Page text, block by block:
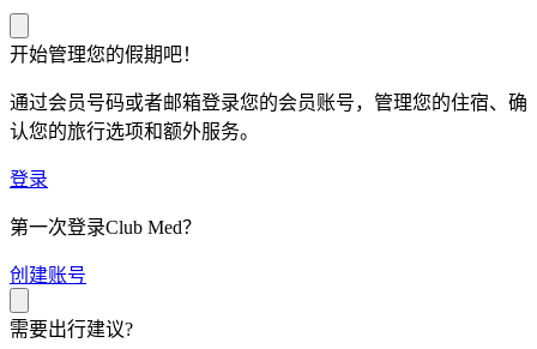
开始管理您的假期吧！
通过会员号码或者邮箱登录您的会员账号，管理您的住宿、确
认您的旅行选项和额外服务。
登录
第一次登录Club Med？
创 建账号
需要出行建议?